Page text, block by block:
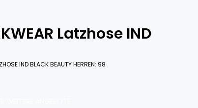
Latzhose IND
IND BLACK BEAUTY HERREN: 98